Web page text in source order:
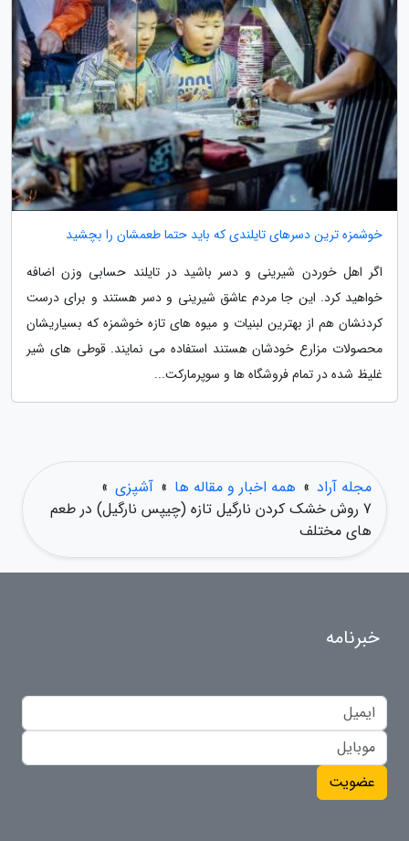
خوشمزه ترین دسرهای تایلندی که باید حتما طعمشان را بچشید
اگر اهل خوردن شیرینی و دسر باشید در تایلند حسابی وزن اضافه
خواهید کرد. این جا مردم عاشق شیرینی و دسر هستند و برای درست
کردنشان هم از بهترین لبنیات و میوه های تازه خوشمزه که بسیاریشان
محصولات مزارع خودشان هستند استفاده می نمایند. قوطی های شیر
غلیظ شده در تمام فروشگاه ها و سوپرمارکت...
مجله آراد » همه اخبار و مقاله ها » آشپزی »
7 روش خشک کردن نارگیل تازه (چیپس نارگیل) در طعم
های مختلف
خبرنامه
عضویت